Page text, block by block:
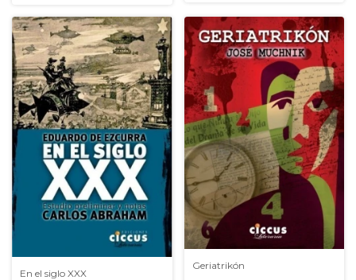
En el siglo XXX
Geriatrikón